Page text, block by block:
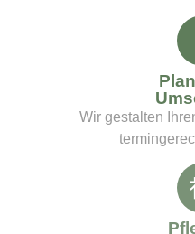
Wir gestalten